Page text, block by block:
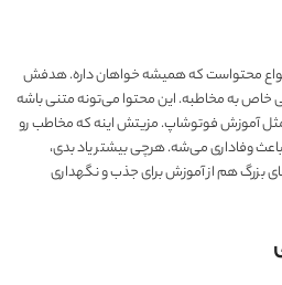
محتواست که همیشه خواهان داره. هدفش
به مخاطبه. این محتوا می‌تونه متنی باشه
آموزش فوتوشاپ. مزیتش اینه که مخاطب رو
وفاداری می‌شه. هرچی بیشتر یاد بدی،
بزرگ هم از آموزش برای جذب و نگهداری